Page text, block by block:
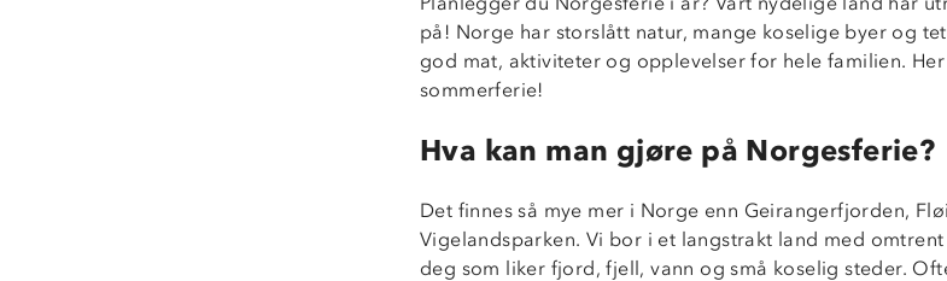
på! Norge har storslått natur, mange koselige byer og
god mat, aktiviteter og opplevelser for hele familien.
sommerferie!
Hva kan man gjøre på Norgesferie?
Det finnes så mye mer i Norge enn Geirangerfjorden,
Vigelandsparken. Vi bor i et langstrakt land med
deg som liker fjord, fjell, vann og små koselig steder.